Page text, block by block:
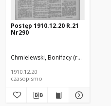
Postęp 1910.12.20 R.21
Nr290
Chmielewski, Bonifacy (red. odp.)
1910.12.20
czasopismo